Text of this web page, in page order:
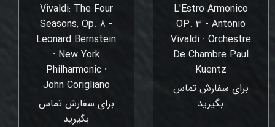
L'Estro Armonico
OP. 3 - Antonio
Vivaldi ⸱ Orchestre
De Chambre Paul
Kuentz
برای سفارش تماس
بگیرید
Vivaldi: The Four
Seasons, Op. 8 -
Leonard Bernstein
⸱ New York
Philharmonic ⸱
John Corigliano
برای سفارش تماس
بگیرید